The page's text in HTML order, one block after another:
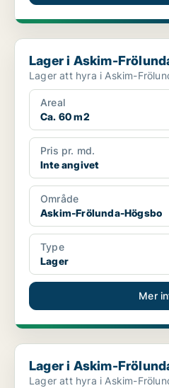
Lager i Askim-Frölunda-Högsbo
Lager i Askim-
Lager att hyra i Askim-
Areal
Ca. 60 m2
Pris pr. md.
Inte angivet
Område
Askim-Frölunda-Högsbo
Type
Lager
Mer
Lager i Askim-Frölunda-Högsbo
Lager i Askim-
Lager att hyra i Askim-